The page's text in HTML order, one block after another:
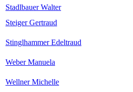
Stadlbauer Walter
Steiger Gertraud
Stinglhammer Edeltraud
Weber Manuela
Wellner Michelle